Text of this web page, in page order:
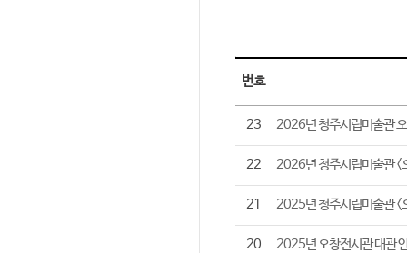
번호
23 2026년 청주시립미술관
22 2026년 청주시립미술관 <
21 2025년 청주시립미술관 <
20 2025년 오창전시관 대관